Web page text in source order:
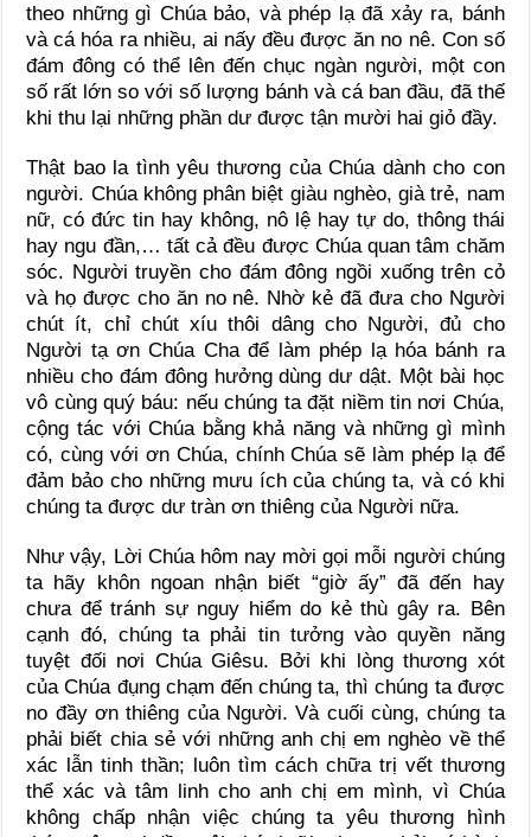
theo những gì Chúa bảo, và phép lạ đã xảy ra, bánh
và cá hóa ra nhiều, ai nấy đều được ăn no nê. Con số
đám đông có thể lên đến chục ngàn người, một con
số rất lớn so với số lượng bánh và cá ban đầu, đã thế
khi thu lại những phần dư được tận mười hai giỏ đầy.
Thật bao la tình yêu thương của Chúa dành cho con
người. Chúa không phân biệt giàu nghèo, già trẻ, nam
nữ, có đức tin hay không, nô lệ hay tự do, thông thái
hay ngu đần,… tất cả đều được Chúa quan tâm chăm
sóc. Người truyền cho đám đông ngồi xuống trên cỏ
và họ được cho ăn no nê. Nhờ kẻ đã đưa cho Người
chút ít, chỉ chút xíu thôi dâng cho Người, đủ cho
Người tạ ơn Chúa Cha để làm phép lạ hóa bánh ra
nhiều cho đám đông hưởng dùng dư dật. Một bài học
vô cùng quý báu: nếu chúng ta đặt niềm tin nơi Chúa,
cộng tác với Chúa bằng khả năng và những gì mình
có, cùng với ơn Chúa, chính Chúa sẽ làm phép lạ để
đảm bảo cho những mưu ích của chúng ta, và có khi
chúng ta được dư tràn ơn thiêng của Người nữa.
Như vậy, Lời Chúa hôm nay mời gọi mỗi người chúng
ta hãy khôn ngoan nhận biết “giờ ấy” đã đến hay
chưa để tránh sự nguy hiểm do kẻ thù gây ra. Bên
cạnh đó, chúng ta phải tin tưởng vào quyền năng
tuyệt đối nơi Chúa Giêsu. Bởi khi lòng thương xót
của Chúa đụng chạm đến chúng ta, thì chúng ta được
no đầy ơn thiêng của Người. Và cuối cùng, chúng ta
phải biết chia sẻ với những anh chị em nghèo về thể
xác lẫn tinh thần; luôn tìm cách chữa trị vết thương
thể xác và tâm linh cho anh chị em mình, vì Chúa
không chấp nhận việc chúng ta yêu thương hình